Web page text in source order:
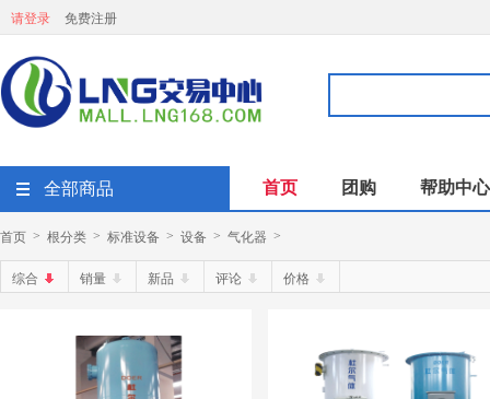
请登录 免费注册
全部商品 首页 团购 帮助中心
首页 > 根分类 > 标准设备 > 设备 > 气化器 >
综合 销量 新品 评论 价格